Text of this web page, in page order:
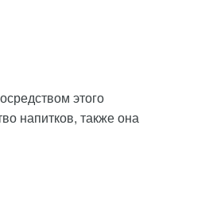
этого
напитков, также она